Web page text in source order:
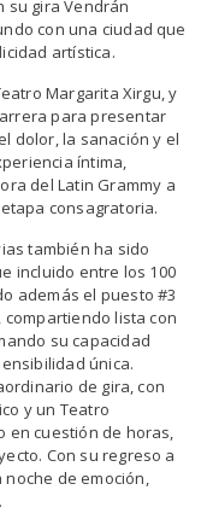
su gira Vendrán
con una ciudad que
artística.
Margarita Xirgu, y
para presentar
dolor, la sanación y el
íntima,
del Latin Grammy a
consagratoria.
también ha sido
incluido entre los 100
además el puesto #3
lista con
su capacidad
única.
de gira, con
y un Teatro
en cuestión de horas,
Con su regreso a
de emoción,